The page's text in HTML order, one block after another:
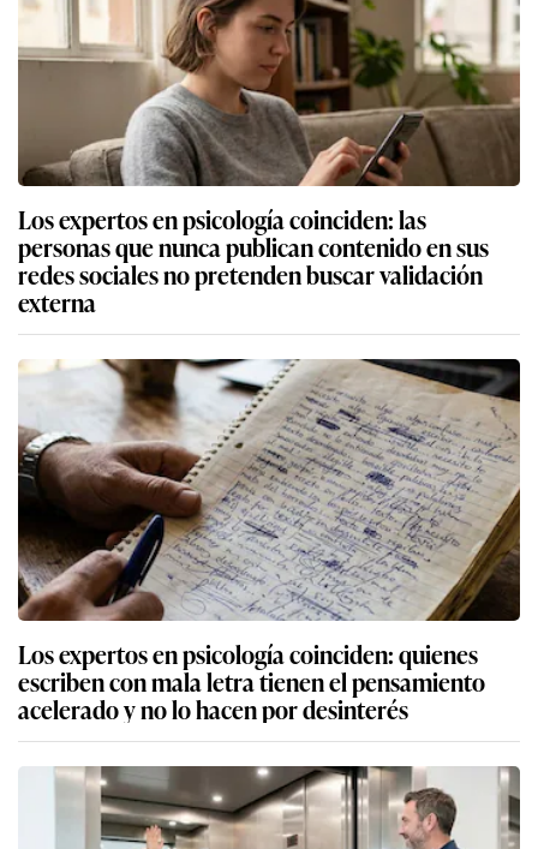
Los expertos en psicología coinciden: las
personas que nunca publican contenido en sus
redes sociales no pretenden buscar validación
externa
Los expertos en psicología coinciden: quienes
escriben con mala letra tienen el pensamiento
acelerado y no lo hacen por desinterés